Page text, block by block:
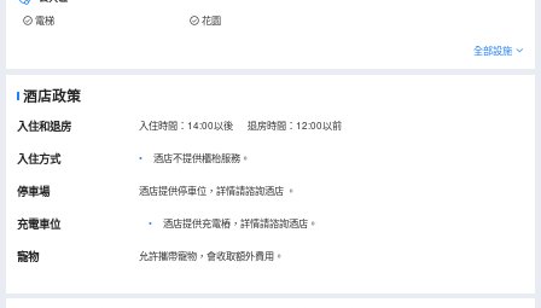
電梯 花園
全部設施
酒店政策
入住和退房 入住時間：14:00以後 退房時間：12:00以前
入住方式 酒店不提供櫃枱服務。
停車場 酒店提供停車位，詳情請諮詢酒店 。
充電車位 • 酒店提供充電樁，詳情請諮詢酒店。
寵物 允許攜帶寵物，會收取額外費用。